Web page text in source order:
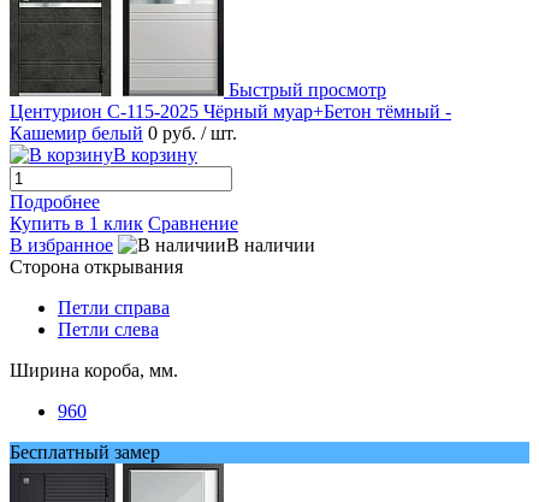
Быстрый просмотр
Центурион С-115-2025 Чёрный муар+Бетон тёмный -
Кашемир белый 0 руб. / шт.
В корзину
Подробнее
Купить в 1 клик Сравнение
В избранное
В наличии
Сторона открывания
Петли справа
Петли слева
Ширина короба, мм.
960
Бесплатный замер